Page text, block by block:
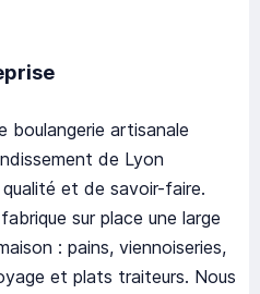
boulangerie artisanale
de Lyon
et de savoir-faire.
sur place une large
: pains, viennoiseries,
et plats traiteurs. Nous